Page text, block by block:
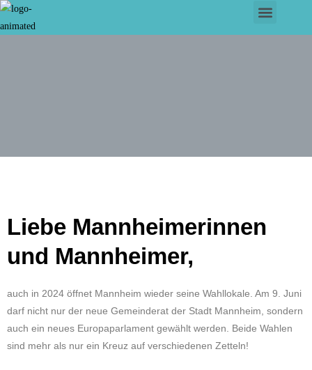
Liebe Mannheimerinnen
und Mannheimer,
auch in 2024 öffnet Mannheim wieder seine Wahllokale. Am 9. Juni
darf nicht nur der neue Gemeinderat der Stadt Mannheim, sondern
auch ein neues Europaparlament gewählt werden. Beide Wahlen
sind mehr als nur ein Kreuz auf verschiedenen Zetteln!